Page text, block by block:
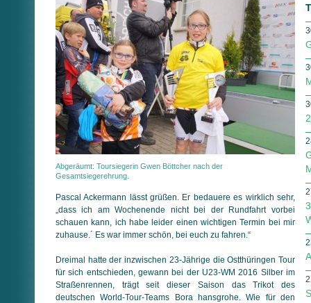
Abgeräumt: Toursiegerin Gwen Böttcher nach der
Gesamtsiegerehrung.
Pascal Ackermann lässt grüßen. Er bedauere es wirklich sehr,
„dass ich am Wochenende nicht bei der Rundfahrt vorbei
schauen kann, ich habe leider einen wichtigen Termin bei mir
zuhause.´ Es war immer schön, bei euch zu fahren.“
Dreimal hatte der inzwischen 23-Jährige die Ostthüringen Tour
für sich entschieden, gewann bei der U23-WM 2016 Silber im
Straßenrennen, trägt seit dieser Saison das Trikot des
deutschen World-Tour-Teams Bora hansgrohe. Wie für den